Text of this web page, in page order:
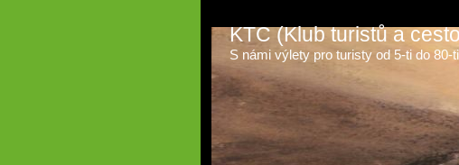
KTC (Klub turistů a
S námi výlety pro turisty od 5-ti do 80-